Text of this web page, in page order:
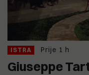
ISTRA Prije 1 h
Giuseppe